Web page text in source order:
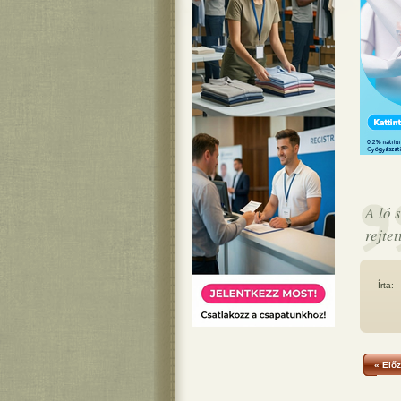
A ló
Írta:
«